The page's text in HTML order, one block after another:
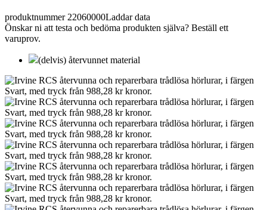
produktnummer 22060000Laddar data
Önskar ni att testa och bedöma produkten själva? Beställ ett
varuprov.
(delvis) återvunnet material